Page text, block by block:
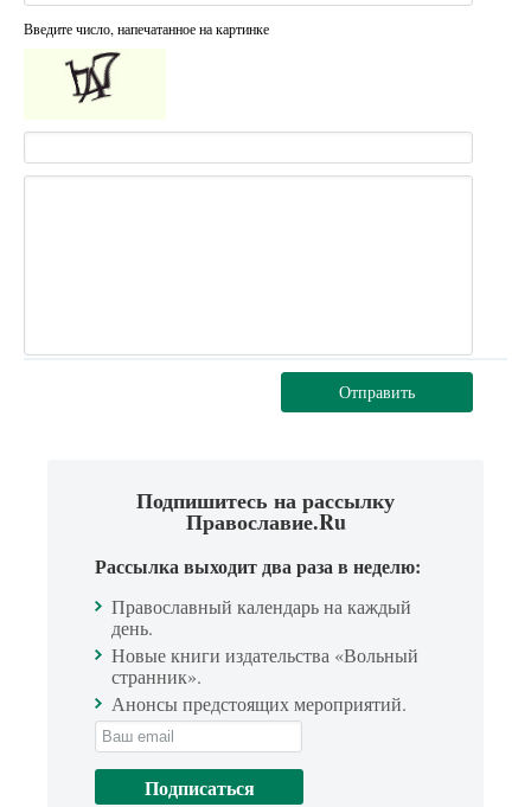
Введите число, напечатанное на картинке
Отправить
Подпишитесь на рассылку
Православие.Ru
Рассылка выходит два раза в неделю:
Православный календарь на каждый
день.
Новые книги издательства «Вольный
странник».
Анонсы предстоящих мероприятий.